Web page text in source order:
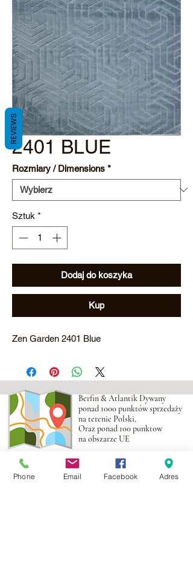
2401 BLUE
Rozmiary / Dimensions *
Sztuk *
Dodaj do koszyka
Kup
Zen Garden 2401 Blue
Berfin & Atlantik Dywany
ponad 1000 punktów sprzedaży
na terenie Polski,
Oraz ponad 100 punktow
na obszarze UE
Adres:
Al. Krakowska 2,
Phone Email Facebook Adres
REVIEWS